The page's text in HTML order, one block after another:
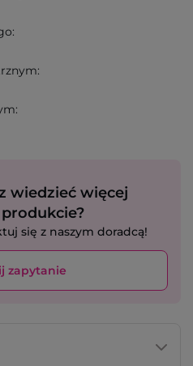
wiedzieć więcej
się z naszym doradcą!
zapytanie